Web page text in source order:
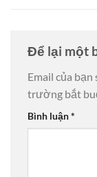
Để lại một
Email của
trường bắt
Bình luận*